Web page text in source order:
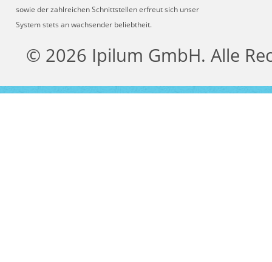
sowie der zahlreichen Schnittstellen erfreut sich unser
System stets an wachsender beliebtheit.
© 2026 Ipilum GmbH. Alle